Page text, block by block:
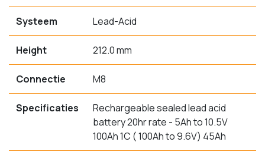
Systeem Lead-Acid
Height 212.0 mm
Connectie M8
Specificaties
Rechargeable sealed lead acid
battery 20hr rate - 5Ah to 10.5V
100Ah 1C ( 100Ah to 9.6V) 45Ah